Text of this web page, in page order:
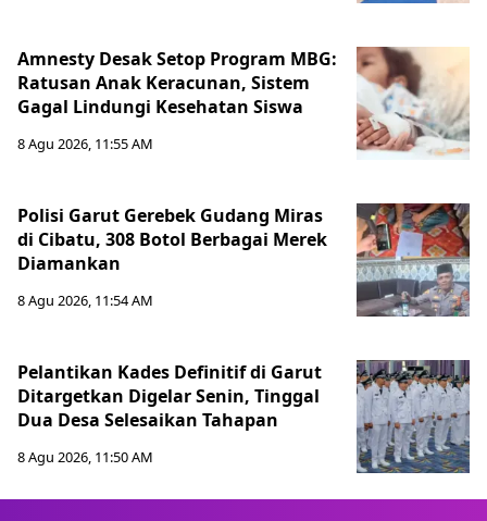
Amnesty Desak Setop Program MBG:
Ratusan Anak Keracunan, Sistem
Gagal Lindungi Kesehatan Siswa
8 Agu 2026, 11:55 AM
Polisi Garut Gerebek Gudang Miras
di Cibatu, 308 Botol Berbagai Merek
Diamankan
8 Agu 2026, 11:54 AM
Pelantikan Kades Definitif di Garut
Ditargetkan Digelar Senin, Tinggal
Dua Desa Selesaikan Tahapan
8 Agu 2026, 11:50 AM